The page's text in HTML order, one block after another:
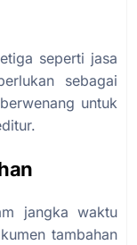
seperti jasa
sebagai
untuk
jangka waktu
tambahan